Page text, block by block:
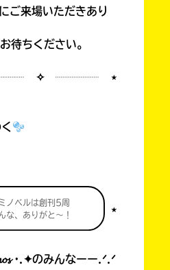
ノベルは創刊5周
、ありがと～！
来場いただきあり
待ちください。
✧ ┈┈┈┈ ⋆
✧ ┈┈┈┈ ⋆
·.✦のみんなーー.ᐟ.ᐟ